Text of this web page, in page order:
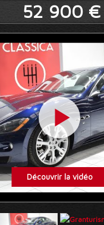
52 900 €
Découvrir la vidéo